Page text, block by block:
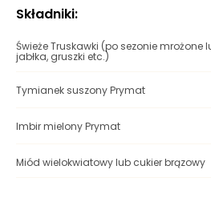
Składniki:
Świeże Truskawki (po sezonie mrożone
jabłka, gruszki etc.)
Tymianek suszony Prymat
Imbir mielony Prymat
Miód wielokwiatowy lub cukier brązowy